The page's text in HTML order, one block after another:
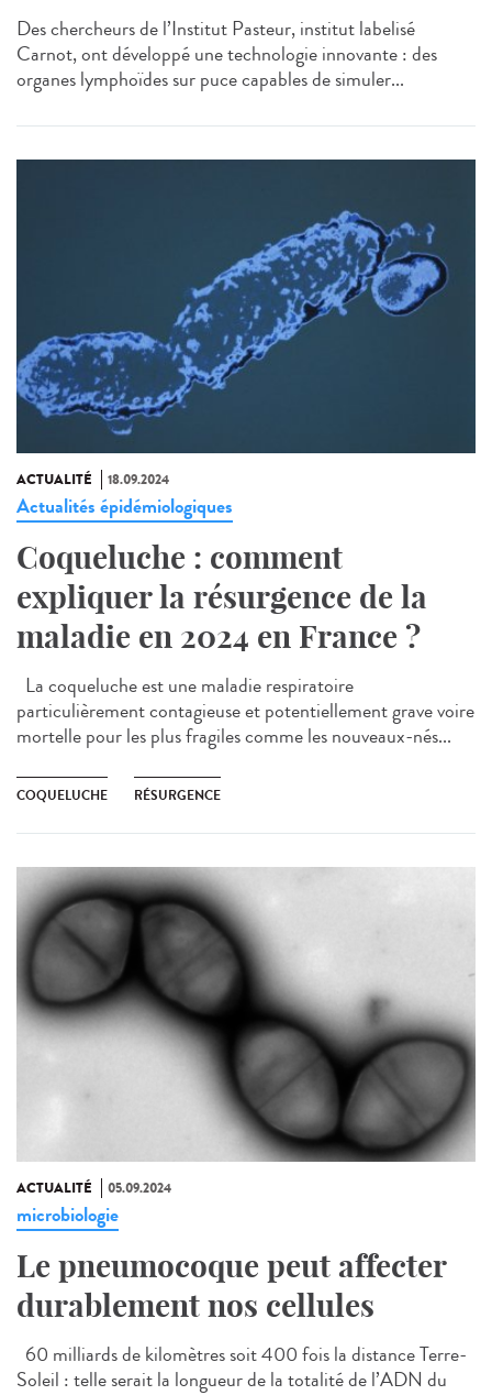
Des chercheurs de l’Institut Pasteur, institut labelisé
Carnot, ont développé une technologie innovante : des
organes lymphoïdes sur puce capables de simuler...
ACTUALITÉ 18.09.2024
Actualités épidémiologiques
Coqueluche : comment
expliquer la résurgence de la
maladie en 2024 en France ?
La coqueluche est une maladie respiratoire
particulièrement contagieuse et potentiellement grave voire
mortelle pour les plus fragiles comme les nouveaux-nés...
COQUELUCHE RÉSURGENCE
ACTUALITÉ 05.09.2024
microbiologie
Le pneumocoque peut affecter
durablement nos cellules
60 milliards de kilomètres soit 400 fois la distance Terre-
Soleil : telle serait la longueur de la totalité de l’ADN du